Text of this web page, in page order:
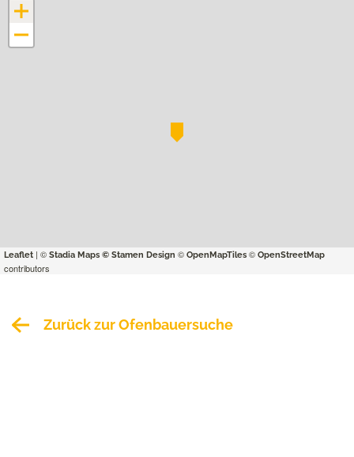
+
−
Leaflet | © Stadia Maps © Stamen Design © OpenMapTiles © OpenStreetMap
contributors
Zurück zur Ofenbauersuche